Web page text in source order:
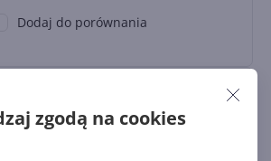
zgodą na cookies
Dodaj do porównania
Pro (Education Student
Pricing)